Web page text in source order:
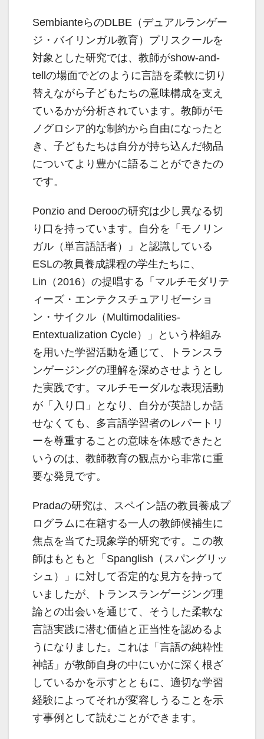
SembianteらのDLBE（デュアルランゲー
ジ・バイリンガル教育）プリスクールを
対象とした研究では、教師がshow-and-
tellの場面でどのように言語を柔軟に切り
替えながら子どもたちの意味構成を支え
ているかが分析されています。教師がモ
ノグロシア的な制約から自由になったと
き、子どもたちは自分が持ち込んだ物品
についてより豊かに語ることができたの
です。
Ponzio and Derooの研究は少し異なる切
り口を持っています。自分を「モノリン
ガル（単言語話者）」と認識している
ESLの教員養成課程の学生たちに、
Lin（2016）の提唱する「マルチモダリテ
ィーズ・エンテクスチュアリゼーショ
ン・サイクル（Multimodalities-
Entextualization Cycle）」という枠組み
を用いた学習活動を通じて、トランスラ
ンゲージングの理解を深めさせようとし
た実践です。マルチモーダルな表現活動
が「入り口」となり、自分が英語しか話
せなくても、多言語学習者のレパートリ
ーを尊重することの意味を体感できたと
いうのは、教師教育の観点から非常に重
要な発見です。
Pradaの研究は、スペイン語の教員養成プ
ログラムに在籍する一人の教師候補生に
焦点を当てた現象学的研究です。この教
師はもともと「Spanglish（スパングリッ
シュ）」に対して否定的な見方を持って
いましたが、トランスランゲージング理
論との出会いを通じて、そうした柔軟な
言語実践に潜む価値と正当性を認めるよ
うになりました。これは「言語の純粋性
神話」が教師自身の中にいかに深く根ざ
しているかを示すとともに、適切な学習
経験によってそれが変容しうることを示
す事例として読むことができます。